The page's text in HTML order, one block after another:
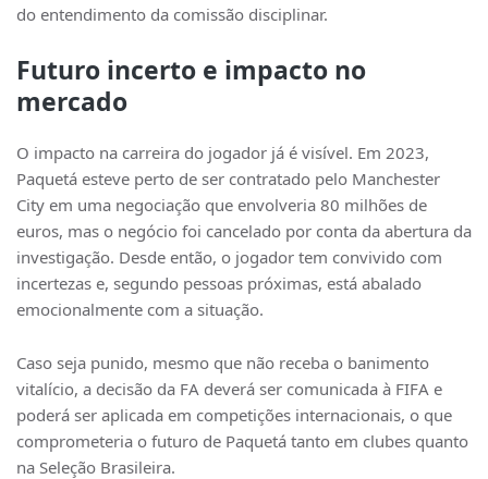
do entendimento da comissão disciplinar.
Futuro incerto e impacto no
mercado
O impacto na carreira do jogador já é visível. Em 2023,
Paquetá esteve perto de ser contratado pelo Manchester
City em uma negociação que envolveria 80 milhões de
euros, mas o negócio foi cancelado por conta da abertura da
investigação. Desde então, o jogador tem convivido com
incertezas e, segundo pessoas próximas, está abalado
emocionalmente com a situação.
Caso seja punido, mesmo que não receba o banimento
vitalício, a decisão da FA deverá ser comunicada à FIFA e
poderá ser aplicada em competições internacionais, o que
comprometeria o futuro de Paquetá tanto em clubes quanto
na Seleção Brasileira.